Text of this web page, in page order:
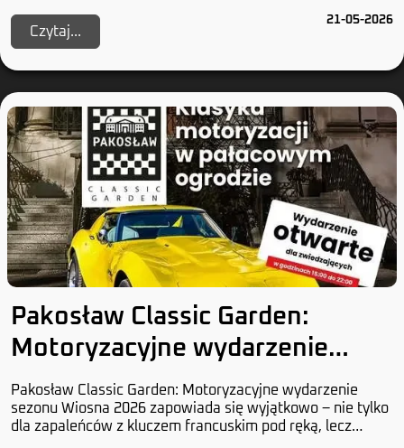
Czytaj...
21-05-2026
Pakosław Classic Garden:
Motoryzacyjne wydarzenie
sezonu
Pakosław Classic Garden: Motoryzacyjne wydarzenie
sezonu Wiosna 2026 zapowiada się wyjątkowo – nie tylko
dla zapaleńców z kluczem francuskim pod ręką, lecz